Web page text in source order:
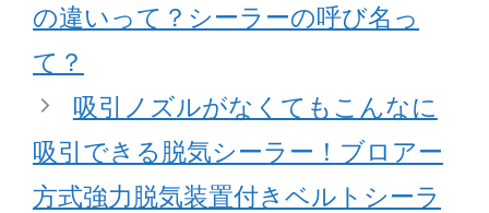
の違いって？シーラーの呼び名っ
て？
吸引ノズルがなくてもこんなに
吸引できる脱気シーラー！ブロアー
方式強力脱気装置付きベルトシーラ